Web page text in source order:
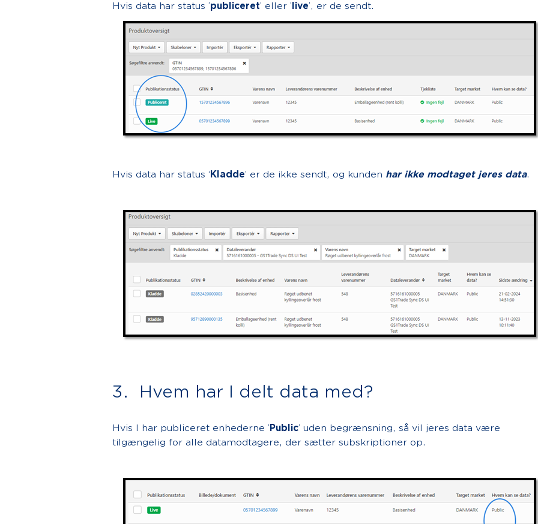
Hvis data har status ’publiceret’ eller ’ live’, er de sendt.
Hvis data har status ‘Kladde’ er de ikke sendt, og kunden har ikke modtaget jeres data.
3. Hvem har I delt data med?
Hvis I har publiceret enhederne ’ Public’ uden begrænsning, så vil jeres data være
tilgængelig for alle datamodtagere, der sætter subskriptioner op.